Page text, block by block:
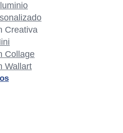
Creativa
Collage
Wallart